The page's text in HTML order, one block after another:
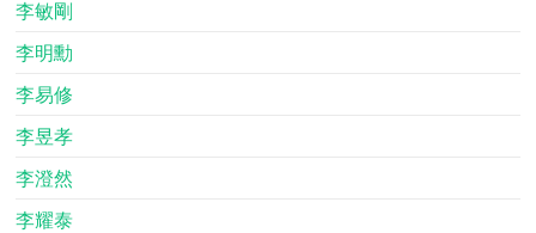
李敏剛
李明勳
李易修
李昱孝
李澄然
李耀泰